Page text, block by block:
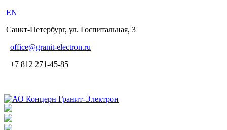
EN
Санкт-Петербург, ул. Госпитальная, 3
office@granit-electron.ru
+7 812 271-45-85